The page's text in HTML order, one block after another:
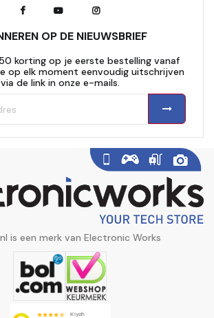
OP DE NIEUWSBRIEF
korting op je eerste bestelling vanaf
op elk moment eenvoudig uitschrijven
via de link in onze e-mails.
is een merk van Electronic Works